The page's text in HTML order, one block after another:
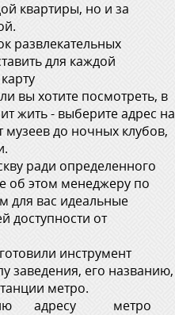
квартиры, но и за
развлекательных
для каждой
вы хотите посмотреть, в
жить - выберите адрес на
музеев до ночных клубов,
ради определенного
об этом менеджеру по
вас идеальные
доступности от
инструмент
заведения, его названию,
метро.
адресу
метро